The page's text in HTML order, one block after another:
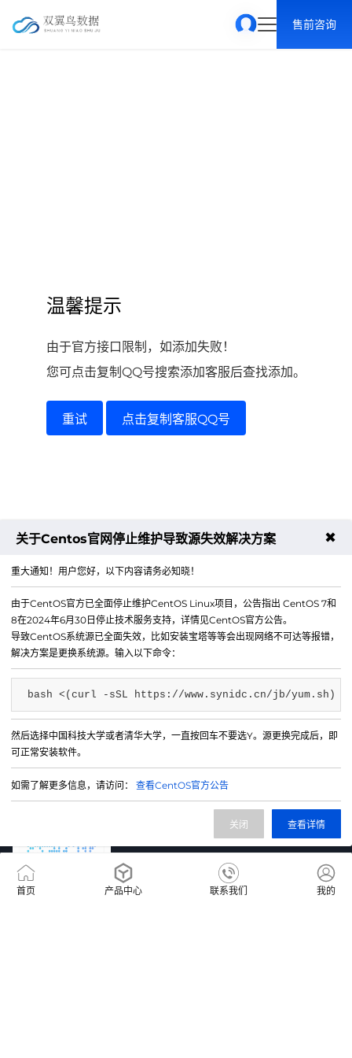
售前咨询
温馨提示
由于官方接口限制，如添加失败！
您可点击复制QQ号搜索添加客服后查找添加。
重试 点击复制客服QQ号
首页 产品中心 联系我们 我的
关于Centos官网停止维护导致源失效解决方案 ✖
重大通知！用户您好，以下内容请务必知晓！
由于CentOS官方已全面停止维护CentOS Linux项目，公告指出 CentOS 7和
8在2024年6月30日停止技术服务支持，详情见CentOS官方公告。
导致CentOS系统源已全面失效，比如安装宝塔等等会出现网络不可达等报错，
解决方案是更换系统源。输入以下命令：
bash <(curl -sSL https://www.synidc.cn/jb/yum.sh)
然后选择中国科技大学或者清华大学，一直按回车不要选Y。源更换完成后，即
可正常安装软件。
如需了解更多信息，请访问： 查看CentOS官方公告
查看详情
关闭